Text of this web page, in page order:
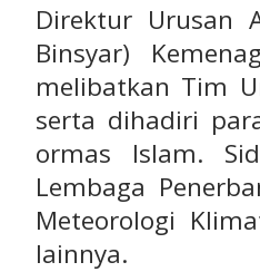
Direktur Urusan
Binsyar)
melibatkan Tim
serta dihadiri
ormas Islam.
Lembaga
Meteorologi
lainnya.